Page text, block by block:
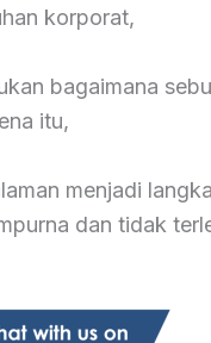
korporat,
bagaimana
itu,
menjadi
dan tidak